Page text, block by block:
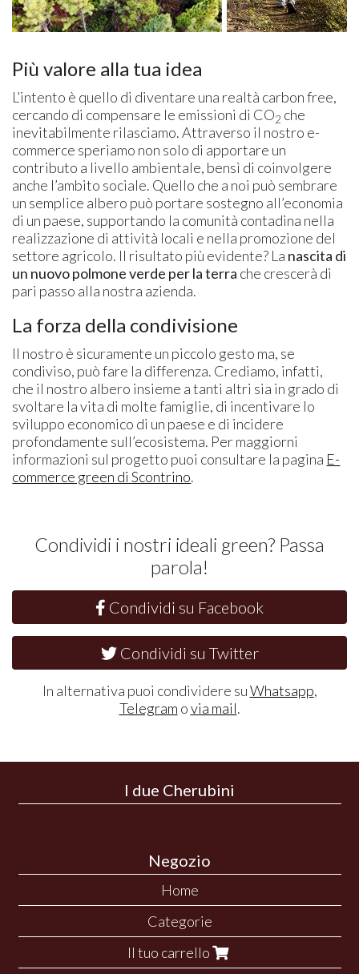
Più valore alla tua idea
L’intento è quello di diventare una realtà carbon free,
cercando di compensare le emissioni di CO2 che
inevitabilmente rilasciamo. Attraverso il nostro e-
commerce speriamo non solo di apportare un
contributo a livello ambientale, bensì di coinvolgere
anche l’ambito sociale. Quello che a noi può sembrare
un semplice albero può portare sostegno all’economia
di un paese, supportando la comunità contadina nella
realizzazione di attività locali e nella promozione del
settore agricolo. Il risultato più evidente? La nascita di
un nuovo polmone verde per la terra che crescerà di
pari passo alla nostra azienda.
La forza della condivisione
Il nostro è sicuramente un piccolo gesto ma, se
condiviso, può fare la differenza. Crediamo, infatti,
che il nostro albero insieme a tanti altri sia in grado di
svoltare la vita di molte famiglie, di incentivare lo
sviluppo economico di un paese e di incidere
profondamente sull’ecosistema. Per maggiorni
informazioni sul progetto puoi consultare la pagina E-
commerce green di Scontrino.
Condividi i nostri ideali green? Passa
parola!
Condividi su Facebook
Condividi su Twitter
In alternativa puoi condividere suWhatsapp,
Telegram ovia mail.
I due Cherubini
Negozio
Home
Categorie
Il tuo carrello